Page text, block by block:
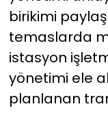
birikimi
temaslarda
istasyon
yönetimi ele
planlanan